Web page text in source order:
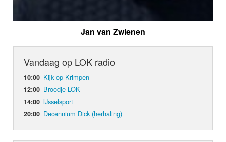
Jan van Zwienen
Vandaag op LOK radio
10:00 Kijk op Krimpen
12:00 Broodje LOK
14:00 IJsselsport
20:00 Decennium Dick (herhaling)